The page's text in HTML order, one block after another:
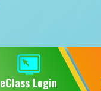
eClass Login